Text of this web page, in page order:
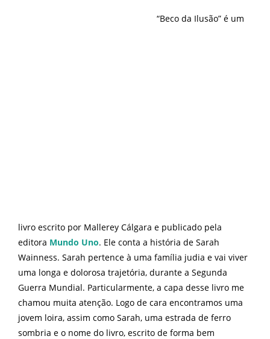
“Beco da Ilusão” é um
livro escrito por Mallerey Cálgara e publicado pela
editora Mundo Uno. Ele conta a história de Sarah
Wainness. Sarah pertence à uma família judia e vai viver
uma longa e dolorosa trajetória, durante a Segunda
Guerra Mundial. Particularmente, a capa desse livro me
chamou muita atenção. Logo de cara encontramos uma
jovem loira, assim como Sarah, uma estrada de ferro
sombria e o nome do livro, escrito de forma bem